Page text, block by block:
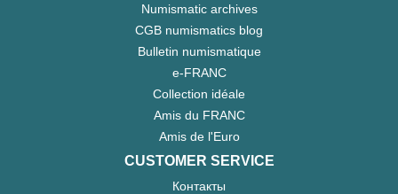
Numismatic archives
CGB numismatics blog
Bulletin numismatique
e-FRANC
Collection idéale
Amis du FRANC
Amis de l'Euro
CUSTOMER SERVICE
Контакты